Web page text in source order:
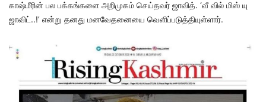
காஷ்மீரின் பல பக்கங்களை அறிமுகம் செய்தவர் ஜாவித். ‘வீ வில் மிஸ் யு
ஜாவிட்..!’ என்று தனது மனவேதனையை வெளிப்படுத்தியுள்ளார்.